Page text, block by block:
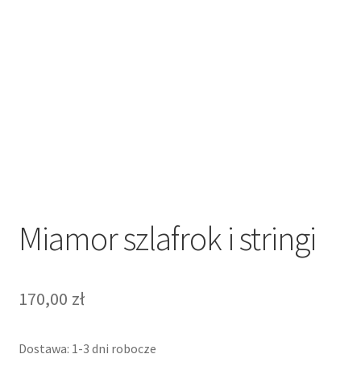
Zamówienie
Miamor szlafrok i stringi
170,00 zł
Dostawa: 1-3 dni robocze